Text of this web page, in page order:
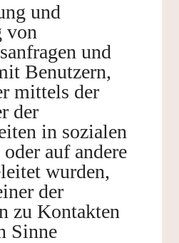
und
von
und
Benutzern,
mittels der
der
in sozialen
auf andere
wurden,
der
zu Kontakten
Sinne